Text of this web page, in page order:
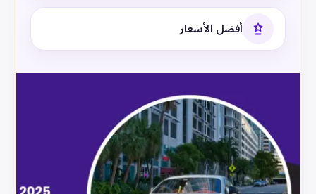
أفضل الأسعار